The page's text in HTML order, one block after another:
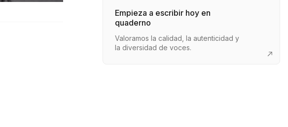
Empieza a escribir hoy en
quaderno
Valoramos la calidad, la autenticidad y
la diversidad de voces.